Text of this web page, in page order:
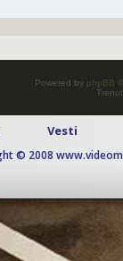
Powered by phpBB
Vesti
© 2008